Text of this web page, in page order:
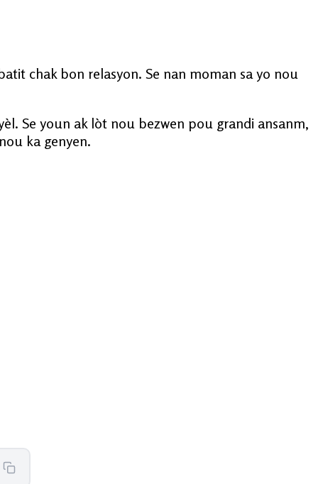
chak bon relasyon. Se nan moman sa yo nou
Se youn ak lòt nou bezwen pou grandi ansanm,
ka genyen.